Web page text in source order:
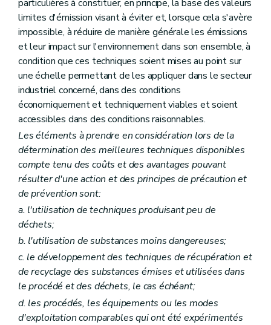
Art. 112
Art. 113
Art. 114
Art. 115
Art. 116
Art. 117
Art. 118
Art. 119
Art. 120
Art. 121
Art. 122
Art. 123
Art. 124
Art. 125
Art. 126
Art. 127
Art. 128
Art. 129
Art. 130
Art. 131
Art. 132
Art. 133
Art. 134
Art. 135
Art. 136
Art. 137
Art. 138
Section 3 Déchets
particulières à constituer, en principe, la base des valeurs
limites d'émission visant à éviter et, lorsque cela s'avère
impossible, à réduire de manière générale les émissions
et leur impact sur l'environnement dans son ensemble, à
condition que ces techniques soient mises au point sur
une échelle permettant de les appliquer dans le secteur
industriel concerné, dans des conditions
économiquement et techniquement viables et soient
accessibles dans des conditions raisonnables.
Les éléments à prendre en considération lors de la
détermination des meilleures techniques disponibles
compte tenu des coûts et des avantages pouvant
résulter d'une action et des principes de précaution et
de prévention sont:
a. l'utilisation de techniques produisant peu de
déchets;
b. l'utilisation de substances moins dangereuses;
c. le développement des techniques de récupération et
de recyclage des substances émises et utilisées dans
le procédé et des déchets, le cas échéant;
d. les procédés, les équipements ou les modes
d'exploitation comparables qui ont été expérimentés